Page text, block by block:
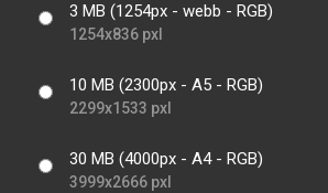
3 MB (1254px - webb - RGB)
1254x836 pxl
10 MB (2300px - A5 - RGB)
2299x1533 pxl
30 MB (4000px - A4 - RGB)
3999x2666 pxl